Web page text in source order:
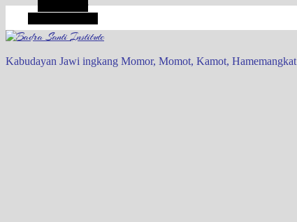
Kabudayan Jawi ingkang Momor, Momot, Kamot, Hamemangkat